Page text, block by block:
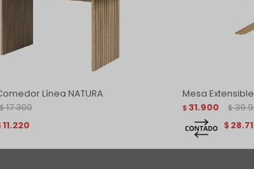
Línea NATURA
$ 17.300
11.220
Mesa Extensible
$ 31.900 $
$